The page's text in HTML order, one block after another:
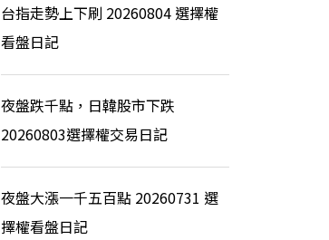
台指走勢上下刷 20260804 選擇權
看盤日記
夜盤跌千點，日韓股市下跌
20260803選擇權交易日記
夜盤大漲一千五百點 20260731 選
擇權看盤日記